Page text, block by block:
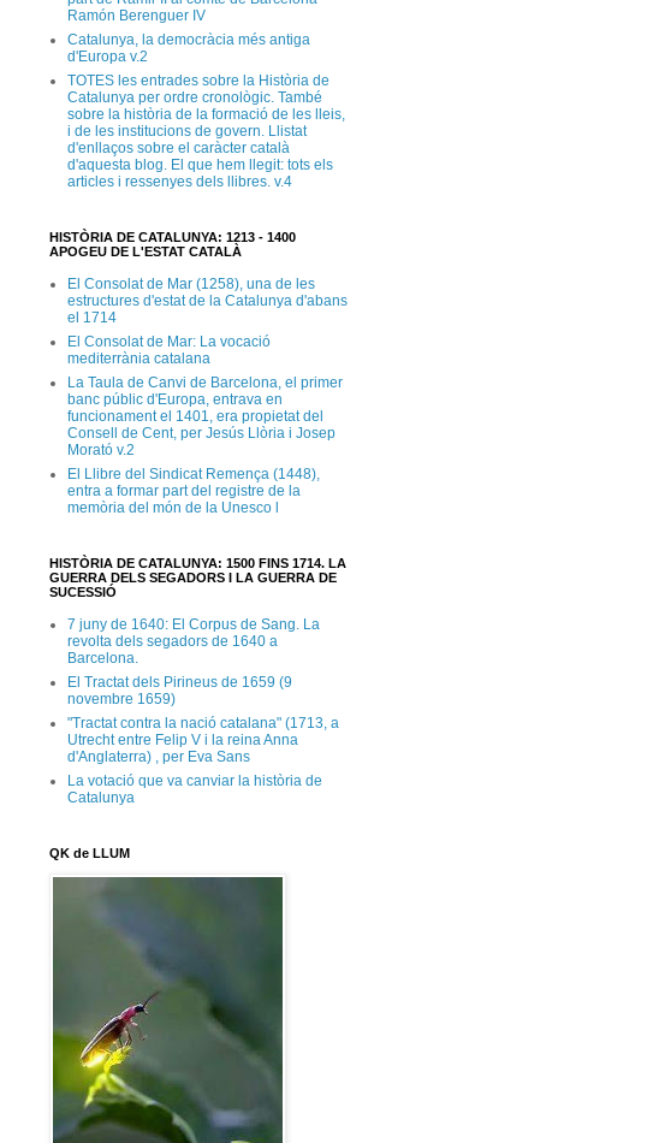
Ramón Berenguer IV
Catalunya, la democràcia més antiga
d'Europa v.2
TOTES les entrades sobre la Història de
Catalunya per ordre cronològic. També
sobre la història de la formació de les lleis,
i de les institucions de govern. Llistat
d'enllaços sobre el caràcter català
d'aquesta blog. El que hem llegit: tots els
articles i ressenyes dels llibres. v.4
HISTÒRIA DE CATALUNYA: 1213 - 1400
APOGEU DE L'ESTAT CATALÀ
El Consolat de Mar (1258), una de les
estructures d'estat de la Catalunya d'abans
el 1714
El Consolat de Mar: La vocació
mediterrània catalana
La Taula de Canvi de Barcelona, el primer
banc públic d'Europa, entrava en
funcionament el 1401, era propietat del
Consell de Cent, per Jesús Llòria i Josep
Morató v.2
El Llibre del Sindicat Remença (1448),
entra a formar part del registre de la
memòria del món de la Unesco l
HISTÒRIA DE CATALUNYA: 1500 FINS 1714. LA
GUERRA DELS SEGADORS I LA GUERRA DE
SUCESSIÓ
7 juny de 1640: El Corpus de Sang. La
revolta dels segadors de 1640 a
Barcelona.
El Tractat dels Pirineus de 1659 (9
novembre 1659)
"Tractat contra la nació catalana" (1713, a
Utrecht entre Felip V i la reina Anna
d'Anglaterra) , per Eva Sans
La votació que va canviar la història de
Catalunya
QK de LLUM